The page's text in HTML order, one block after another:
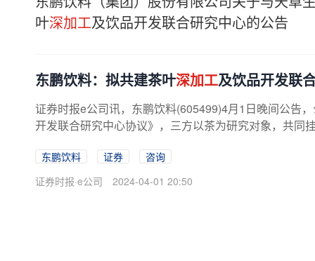
叶深加工及饮品开发联合研究中心的公告
东鹏饮料：拟共建茶叶深加工及饮品开发联
证券时报e公司讯，东鹏饮料(605499)4月1日晚间公告
开发联合研究中心协议》，三方以茶为研究对象，共同
东鹏饮料 证券
咨询
证券时报·e公司
2024-04-01 20:50